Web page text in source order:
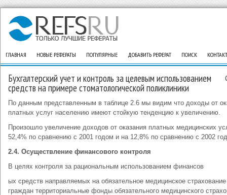
ГЛАВНАЯ НОВЫЕ РЕФЕРАТЫ ПОПУЛЯРНЫЕ ДОБАВИТЬ РЕФЕРАТ ПОИСК
Бухгалтерский учет и контроль за целевым использованием
средств на примере стоматологической поликлиники
По данным представленным в таблице 2.6 мы видим что доходы от
платных услуг населению имеют стойкую тенденцию к увеличению.
Произошло увеличение доходов от оказания платных медицинских
52,4% по сравнению с 2001 годом и на 12,8% по сравнению с 2002
2.4. Осуществление финансового контроля
В целях контроля за рациональным использованием финансов
ых средств направляемых на обязательное медицинское страхование
граждан территориальные фонды обязательного медицинского